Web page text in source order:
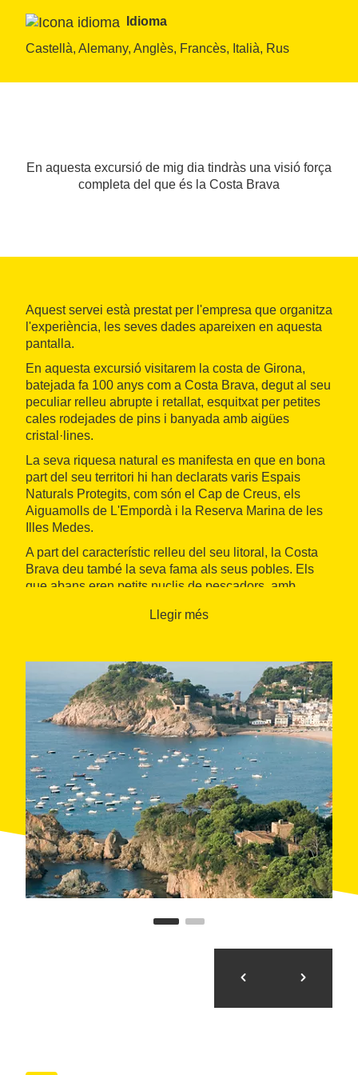
Idioma
Castellà, Alemany, Anglès, Francès, Italià, Rus
En aquesta excursió de mig dia tindràs una visió força
completa del que és la Costa Brava
Aquest servei està prestat per l'empresa que organitza
l'experiència, les seves dades apareixen en aquesta
pantalla.
En aquesta excursió visitarem la costa de Girona,
batejada fa 100 anys com a Costa Brava, degut al seu
peculiar relleu abrupte i retallat, esquitxat per petites
cales rodejades de pins i banyada amb aigües
cristal·lines.
La seva riquesa natural es manifesta en que en bona
part del seu territori hi han declarats varis Espais
Naturals Protegits, com són el Cap de Creus, els
Aiguamolls de L'Empordà i la Reserva Marina de les
Illes Medes.
A part del característic relleu del seu litoral, la Costa
Brava deu també la seva fama als seus pobles. Els
que abans eren petits nuclis de pescadors, amb
cargolats, conserven encara avui en dia aquest
Aquesta zona ha estat al llarg dels temps lloc d
´entrada, pas i assentament de diferents cultures i
civilitzacions que han anat deixant la seva petjada
fins a l´actualitat.
En aquesta excursió de mig dia coneixerem la part
meridional de la Costa Brava i dos pobles que
representen l´essència d´aquesta costa. Contraposats
l´un de l´altre, però a l'hora complementaris, faran
que, després d´unes poques hores fora de Barcelona,
haguem adquirit una visió força completa del que és
la Costa Brava.
Programa:
La nostra sortida és des de la Plaça Catalunya a
Recomanem estar-hi un quart d´hora abans.
turístic de tota la Costa Brava. Només a l´arribar ja
procedents de tots els indrets d´Europa van i venen
Llegir més